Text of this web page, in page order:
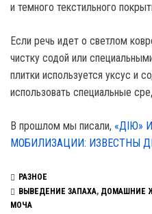
и темного текстильного
Если речь идет о светлом
чистку содой или
плитки используется уксус и
использовать специальные
В прошлом мы писали, «ДІЮ»
МОБИЛИЗАЦИИ: ИЗВЕСТНЫ
РАЗНОЕ
ВЫВЕДЕНИЕ ЗАПАХА, ДОМАШНИЕ
МОЧА